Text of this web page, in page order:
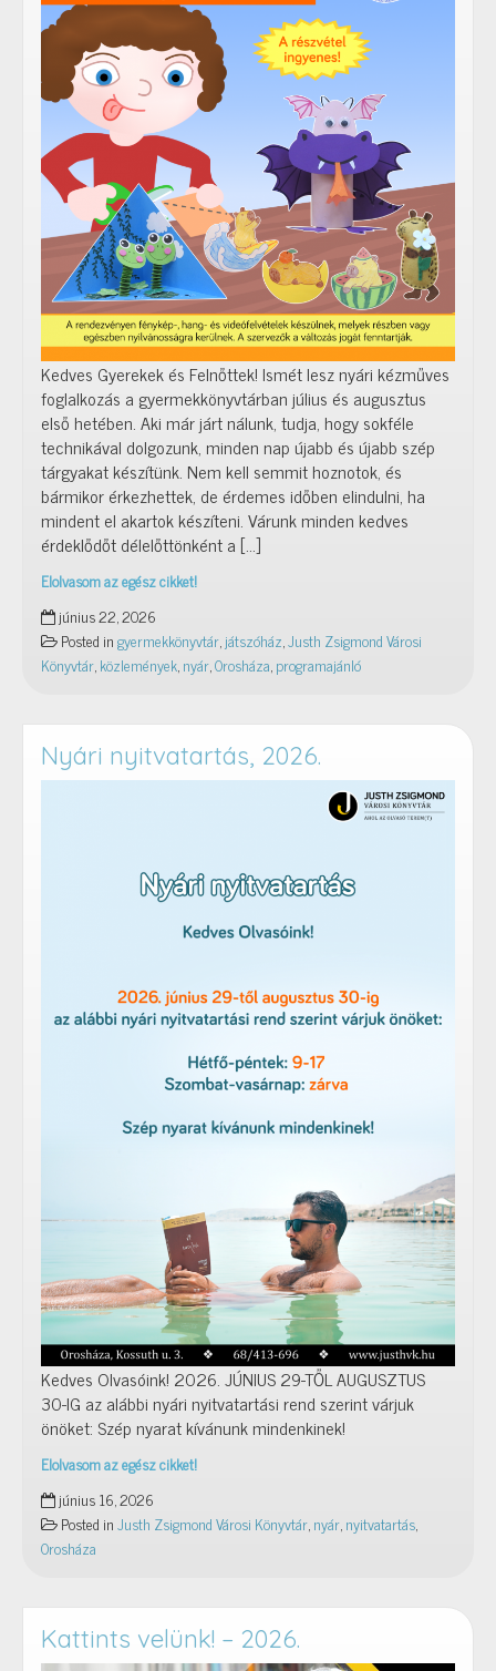
Kedves Gyerekek és Felnőttek! Ismét lesz nyári kézműves
foglalkozás a gyermekkönyvtárban július és augusztus
első hetében. Aki már járt nálunk, tudja, hogy sokféle
technikával dolgozunk, minden nap újabb és újabb szép
tárgyakat készítünk. Nem kell semmit hoznotok, és
bármikor érkezhettek, de érdemes időben elindulni, ha
mindent el akartok készíteni. Várunk minden kedves
érdeklődőt délelőttönként a […]
Elolvasom az egész cikket!
Nyári
játszóház
2026
június 22, 2026
Posted ingyermekkönyvtár,játszóház,Justh Zsigmond Városi
Könyvtár,közlemények,nyár,Orosháza,programajánló
Nyári nyitvatartás, 2026.
Kedves Olvasóink! 2026. JÚNIUS 29-TŐL AUGUSZTUS
30-IG az alábbi nyári nyitvatartási rend szerint várjuk
önöket: Szép nyarat kívánunk mindenkinek!
Elolvasom az egész cikket!
Nyári
nyitvatartás,
2026.
június 16, 2026
Posted inJusth Zsigmond Városi Könyvtár,nyár,nyitvatartás,
Orosháza
Kattints velünk! – 2026.